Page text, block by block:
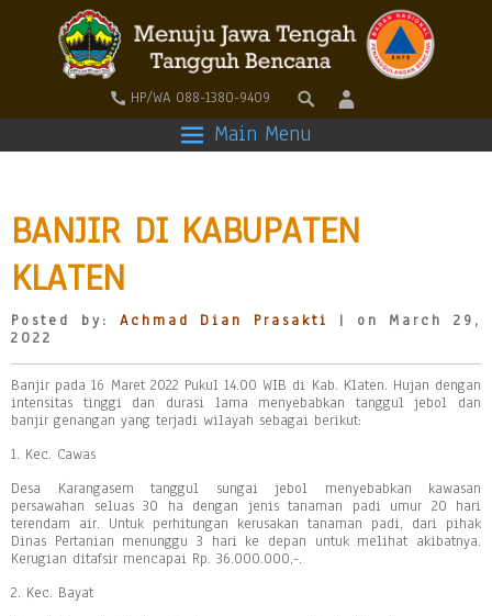
HP/WA 088-1380-9409
Main Menu
BANJIR DI KABUPATEN
KLATEN
Posted by: Achmad Dian Prasakti
| on March 29,
2022
Banjir pada 16 Maret 2022 Pukul 14.00 WIB di Kab. Klaten. Hujan dengan
intensitas tinggi dan durasi lama menyebabkan tanggul jebol dan
banjir genangan yang terjadi wilayah sebagai berikut:
1. Kec. Cawas
Desa Karangasem tanggul sungai jebol menyebabkan kawasan
persawahan seluas 30 ha dengan jenis tanaman padi umur 20 hari
terendam air. Untuk perhitungan kerusakan tanaman padi, dari pihak
Dinas Pertanian menunggu 3 hari ke depan untuk melihat akibatnya.
Kerugian ditafsir mencapai Rp. 36.000.000,-.
2. Kec. Bayat